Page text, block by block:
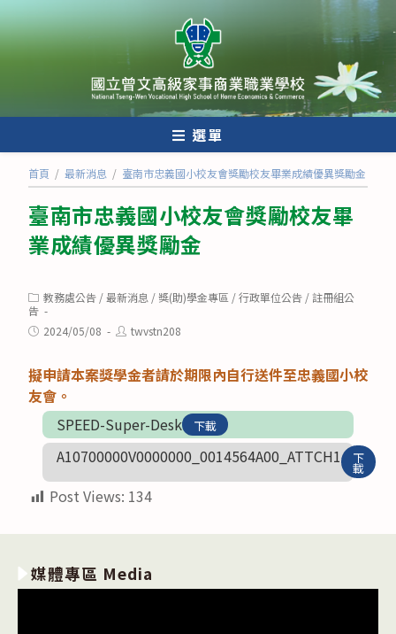
跳
轉
至
內
選單
首頁 / 最新消息 / 臺南市忠義國小校友會獎勵校友畢業成績優異獎勵金
臺南市忠義國小校友會獎勵校友畢
業成績優異獎勵金
Post
category:
教務處公告 /最新消息 /獎(助)學金專區 /行政單位公告 /註冊組公
告
Post2024/05/08
Posttwvstn208
擬申請本案獎學金者請於期限內自行送件至忠義國小校
友會。
SPEED-Super-Desk
下載
A10700000V0000000_0014564A00_ATTCH1 下
載
Post Views: 134
媒體專區 Media